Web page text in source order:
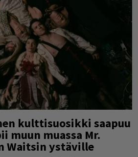
kulttisuosikki saapuu
muun muassa Mr.
Waitsin ystäville